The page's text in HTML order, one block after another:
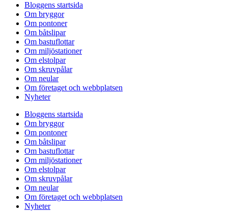
Bloggens startsida
Om bryggor
Om pontoner
Om båtslipar
Om bastuflottar
Om miljöstationer
Om elstolpar
Om skruvpålar
Om neular
Om företaget och webbplatsen
Nyheter
Bloggens startsida
Om bryggor
Om pontoner
Om båtslipar
Om bastuflottar
Om miljöstationer
Om elstolpar
Om skruvpålar
Om neular
Om företaget och webbplatsen
Nyheter